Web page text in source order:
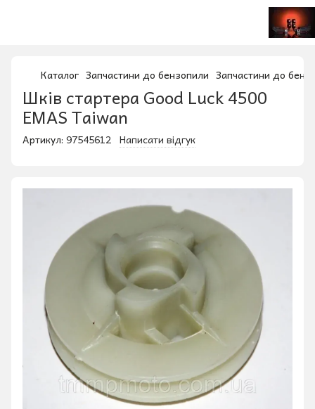
Каталог Запчастини до бензопили Запчастини до
Шків стартера Good Luck 4500
EMAS Taiwan
Артикул: 97545612 Написати відгук